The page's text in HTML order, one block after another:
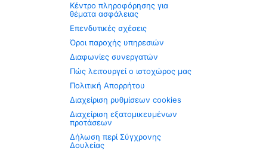
Κέντρο πληροφόρησης για
θέματα ασφάλειας
Επενδυτικές σχέσεις
Όροι παροχής υπηρεσιών
Διαφωνίες συνεργατών
Πώς λειτουργεί ο ιστοχώρος μας
Πολιτική Απορρήτου
Διαχείριση ρυθμίσεων cookies
Διαχείριση εξατομικευμένων
προτάσεων
Δήλωση περί Σύγχρονης
Δουλείας